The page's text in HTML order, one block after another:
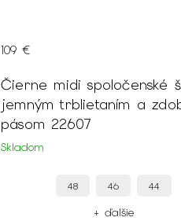
Čierne midi spoločenské
jemným trblietaním a
pásom 22607
Skladom
109 €
48 46 44
+ ďalšie